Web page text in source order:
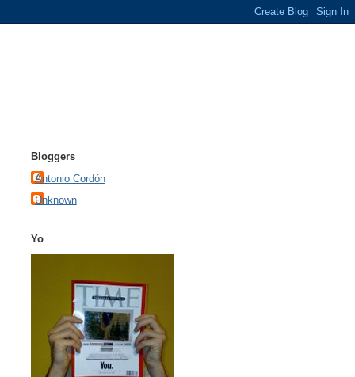
Bloggers
Antonio Cordón
Unknown
Yo